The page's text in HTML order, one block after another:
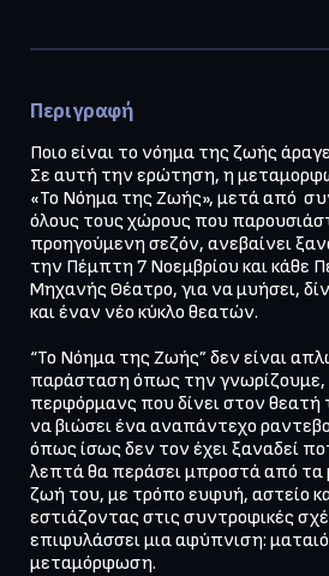
Περιγραφή
Ποιο είναι το νόημα της ζωής
Σε αυτή την ερώτηση, η
«Το Νόημα της Ζωής», μετά από
όλους τους χώρους που
προηγούμενη σεζόν, ανεβαίνει
την Πέμπτη 7 Νοεμβρίου και κάθε
Μηχανής Θέατρο, για να μυήσει,
και έναν νέο κύκλο θεατών.
“Το Νόημα της Ζωής” δεν είναι
παράσταση όπως την γνωρίζουμε,
περφόρμανς που δίνει στον θεατή
να βιώσει ένα αναπάντεχο
όπως ίσως δεν τον έχει ξαναδεί
λεπτά θα περάσει μπροστά από τα
ζωή του, με τρόπο ευφυή, αστείο
εστιάζοντας στις συντροφικές
επιφυλάσσει μια αφύπνιση:
μεταμόρφωση.